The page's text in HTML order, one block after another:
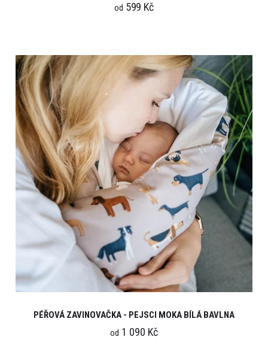
od 599 Kč
PÉŘOVÁ ZAVINOVAČKA - PEJSCI MOKA BÍLÁ BAVLNA
od 1 090 Kč